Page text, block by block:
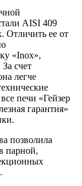
AISI 409
Отличить ее от
«Inox»,
счет
легче
печи «Гейзер
гарантия»
позволила
парной,